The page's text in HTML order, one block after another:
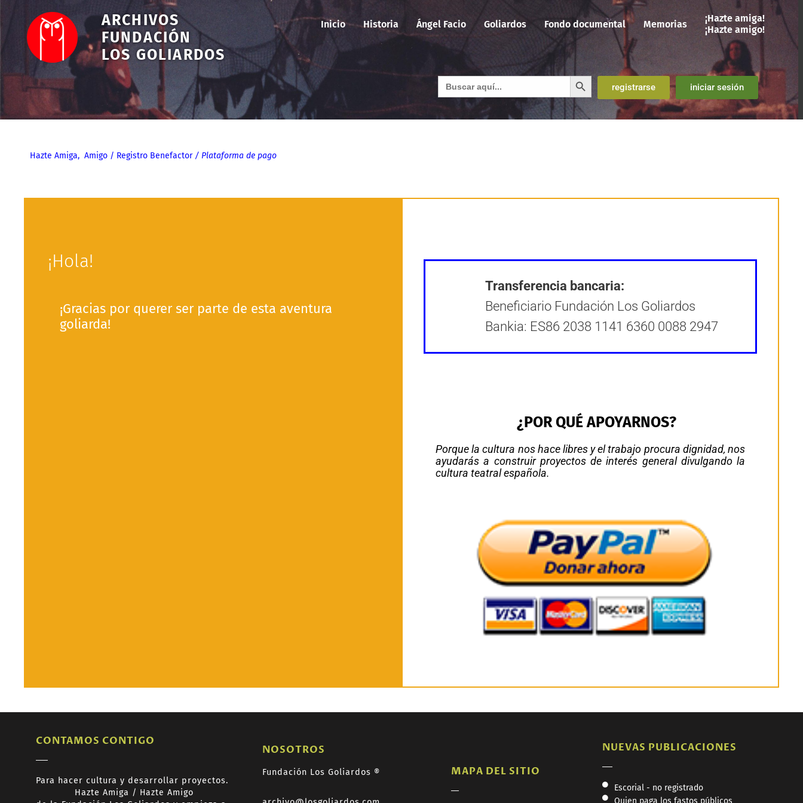
ARCHIVOS
FUNDACIÓN
LOS GOLIARDOS
Inicio Historia Ángel Facio Goliardos Fondo documental Memorias
¡Hazte amiga!
¡Hazte amigo!
Buscar: Botón de búsqueda
registrarse iniciar sesión
Hazte Amiga, Amigo / Registro Benefactor/ Plataforma de pago
¡Hola!
¡Gracias por querer ser parte de esta aventura
goliarda!
Transferencia bancaria:
Beneficiario Fundación Los Goliardos
Bankia: ES86 2038 1141 6360 0088 2947
¿POR QUÉ APOYARNOS?
Porque la cultura nos hace libres y el trabajo procura dignidad, nos
ayudarás a construir proyectos de interés general divulgando la
cultura teatral española.
CONTAMOS CONTIGO
Para hacer cultura y desarrollar proyectos.
Hazte Amiga / Hazte Amigo
NOSOTROS
Fundación Los Goliardos ® MAPA DEL SITIO
NUEVAS PUBLICACIONES
Escorial - no registrado
Quien paga los fastos públicos